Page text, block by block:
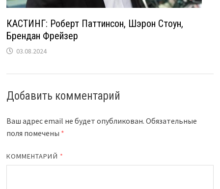
КАСТИНГ: Роберт Паттинсон, Шэрон Стоун,
Брендан Фрейзер
03.08.2024
Добавить комментарий
Ваш адрес email не будет опубликован. Обязательные
поля помечены *
КОММЕНТАРИЙ *